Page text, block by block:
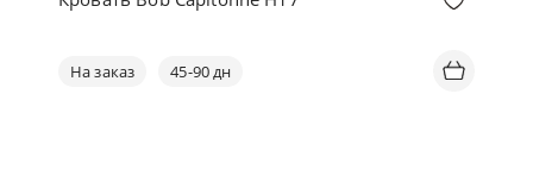
На заказ 45-90 дн